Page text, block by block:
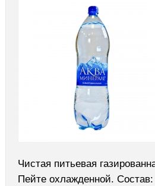
Чистая питьевая
Пейте охлажденной.